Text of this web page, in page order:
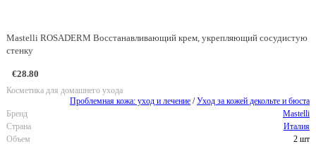
Mastelli ROSADERM Восстанавливающий крем, укрепляющий сосудистую
стенку
€28.80
Косметика для домашнего ухода
Проблемная кожа: уход и лечение /Уход за кожей декольте и бюста
Бренд
Mastelli
Страна
Италия
Объем
2 шт